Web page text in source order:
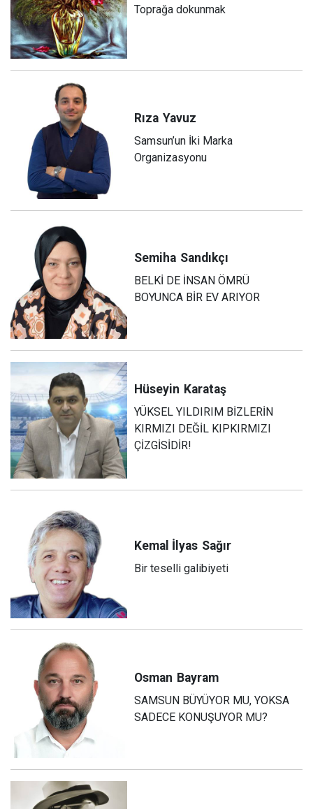
Toprağa dokunmak
Rıza Yavuz
Samsun’un İki Marka
Organizasyonu
Semiha Sandıkçı
BELKİ DE İNSAN ÖMRÜ
BOYUNCA BİR EV ARIYOR
Hüseyin Karataş
YÜKSEL YILDIRIM BİZLERİN
KIRMIZI DEĞİL KIPKIRMIZI
ÇİZGİSİDİR!
Kemal İlyas Sağır
Bir teselli galibiyeti
Osman Bayram
SAMSUN BÜYÜYOR MU, YOKSA
SADECE KONUŞUYOR MU?